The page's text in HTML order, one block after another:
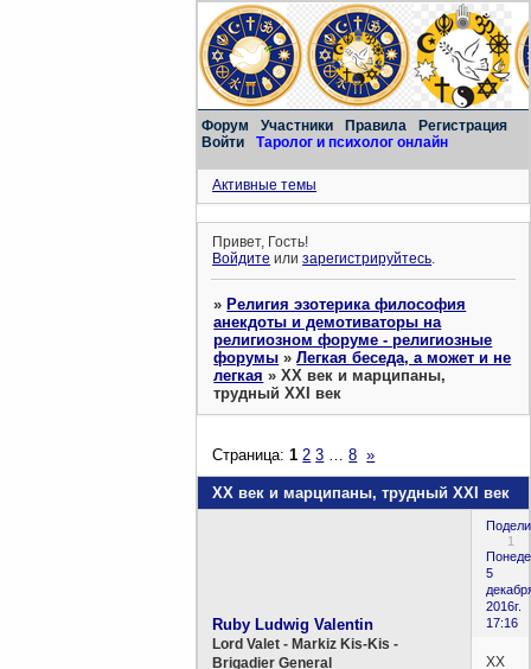
Форум Участники Правила
Регистрация
Войти
Таролог и психолог онлайн
Активные темы
Привет, Гость!
Войдите илизарегистрируйтесь.
»Религия эзотерика философия
анекдоты и демотиваторы на
религиозном форуме - религиозные
форумы »Легкая беседа, а может и не
легкая »ХХ век и марципаны,
трудный XXI век
ХХ век и марципаны, трудный XXI век
Страница:1 2 3 8 »
1
5
2016г.
17:16
Ruby Ludwig Valentin
Lord Valet - Markiz Kis-Kis -
Brigadier General
ХХ